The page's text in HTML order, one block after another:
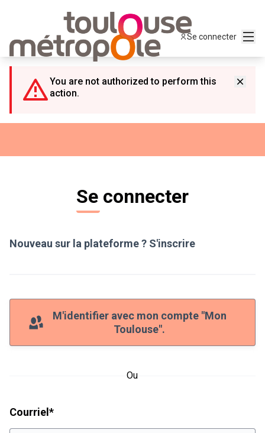
Se connecter
You are not authorized to perform this
action.
Se connecter
Nouveau sur la plateforme ? S'inscrire
M'identifier avec mon compte "Mon
Toulouse".
Ou
Courriel *Champ obligatoire